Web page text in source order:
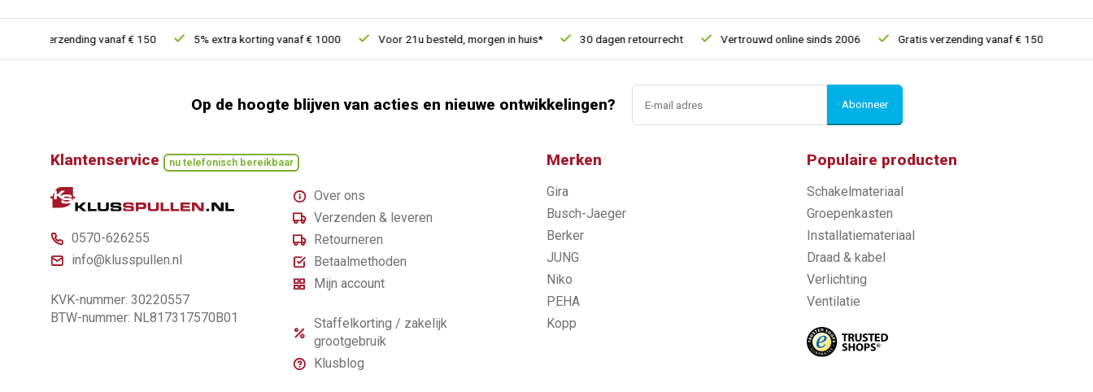
verzending vanaf € 150 5% extra korting vanaf € 1000 Voor 21u besteld, morgen in huis* 30 dagen retourrecht Vertrouwd online sinds 2006 Gratis verzending vanaf € 150
Op de hoogte blijven van acties en nieuwe ontwikkelingen? Abonneer
Klantenservice nu telefonisch bereikbaar
0570-626255
info@klusspullen.nl
KVK-nummer: 30220557
BTW-nummer: NL817317570B01
Over ons
Verzenden & leveren
Retourneren
Betaalmethoden
Mijn account
Staffelkorting / zakelijk
grootgebruik
Klusblog
Merken
Gira
Busch-Jaeger
Berker
JUNG
Niko
PEHA
Kopp
Populaire producten
Schakelmateriaal
Groepenkasten
Installatiemateriaal
Draad & kabel
Verlichting
Ventilatie